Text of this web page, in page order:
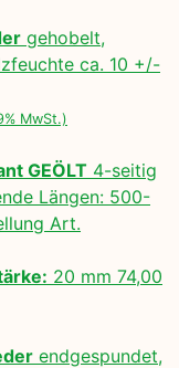
gehobelt,
ca. 10 +/-
MwSt.)
GEÖLT 4-seitig
Längen: 500-
Art.
20 mm 74,00
endgespundet,